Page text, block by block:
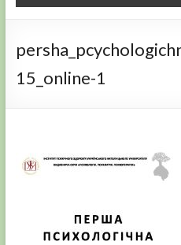
15_online-1